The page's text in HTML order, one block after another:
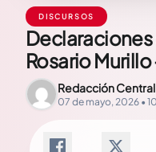
DISCURSOS
Rosario
Redacción Central
07 de mayo, 2026 •